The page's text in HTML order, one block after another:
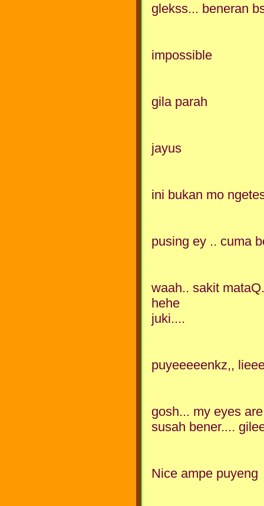
glekss... beneran
impossible
gila parah
jayus
ini bukan mo
pusing ey .. cuma
waah.. sakit
hehe
juki....
puyeeeeenkz,,
gosh... my eyes
susah bener....
Nice ampe puyeng